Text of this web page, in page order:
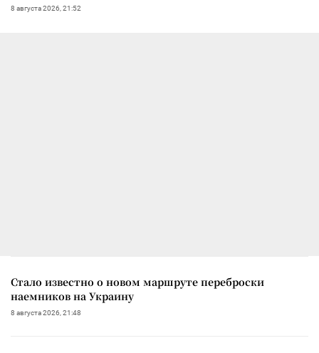
8 августа 2026, 21:52
Стало известно о новом маршруте переброски
наемников на Украину
8 августа 2026, 21:48